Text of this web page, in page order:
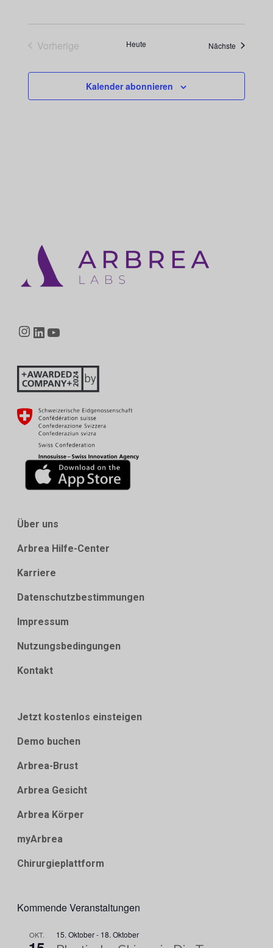
Vorherige
Heute Nächste
Kalender abonnieren
Instagram
LinkedIn
Über uns
Arbrea Hilfe-Center
Karriere
Datenschutzbestimmungen
Impressum
Nutzungsbedingungen
Kontakt
Jetzt kostenlos einsteigen
Demo buchen
Arbrea-Brust
Arbrea Gesicht
Arbrea Körper
myArbrea
Chirurgieplattform
Kommende Veranstaltungen
OKT. 15. Oktober- 18. Oktober